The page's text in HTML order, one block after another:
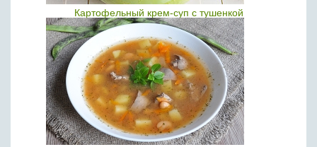
Картофельный крем-суп с тушенкой